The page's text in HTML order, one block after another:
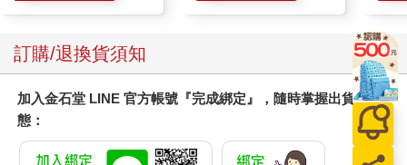
訂購/退換貨須知
加入金石堂 LINE 官方帳號『完成綁定』，隨時掌握出貨動
態：